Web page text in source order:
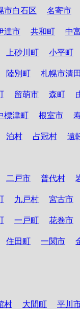
市白石区 名寄市
達市 共和町 中
上砂川町 小平町
陸別町 札幌市清
留萌市 森町
標津町 根室市
泊村 占冠村 遠
二戸市 普代村
九戸村 宮古市
一戸町 花巻市
住田町 一関市
村 大間町 平川